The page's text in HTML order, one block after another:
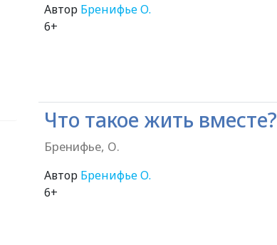
Автор Бренифье О.
6+
Что такое жить вместе?
Бренифье, О.
Автор Бренифье О.
6+